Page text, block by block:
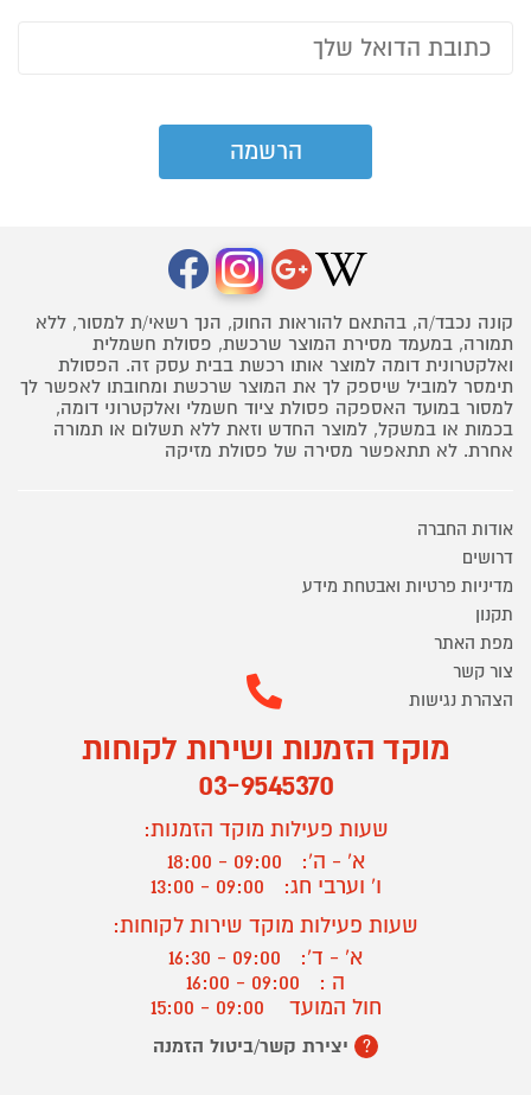
קונה נכבד/ה, בהתאם להוראות החוק, הנך רשאי/ת למסור, ללא
תמורה, במעמד מסירת המוצר שרכשת, פסולת חשמלית
ואלקטרונית דומה למוצר אותו רכשת בבית עסק זה. הפסולת
תימסר למוביל שיספק לך את המוצר שרכשת ומחובתו לאפשר לך
למסור במועד האספקה פסולת ציוד חשמלי ואלקטרוני דומה,
בכמות או במשקל, למוצר החדש וזאת ללא תשלום או תמורה
אחרת. לא תתאפשר מסירה של פסולת מזיקה
אודות החברה
דרושים
מדיניות פרטיות ואבטחת מידע
תקנון
מפת האתר
צור קשר
הצהרת נגישות
מוקד הזמנות ושירות לקוחות
03-9545370
שעות פעילות מוקד הזמנות:
א' - ה':
09:00 - 18:00
ו' וערבי חג:
09:00 - 13:00
שעות פעילות מוקד שירות לקוחות:
א' - ד':
09:00 - 16:30
ה :
09:00 - 16:00
חול המועד
? יצירת קשר/ביטול הזמנה